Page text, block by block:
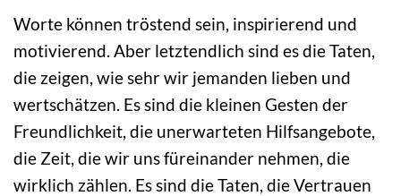
Worte können tröstend sein, inspirierend und
motivierend. Aber letztendlich sind es die Taten,
die zeigen, wie sehr wir jemanden lieben und
wertschätzen. Es sind die kleinen Gesten der
Freundlichkeit, die unerwarteten Hilfsangebote,
die Zeit, die wir uns füreinander nehmen, die
wirklich zählen. Es sind die Taten, die Vertrauen